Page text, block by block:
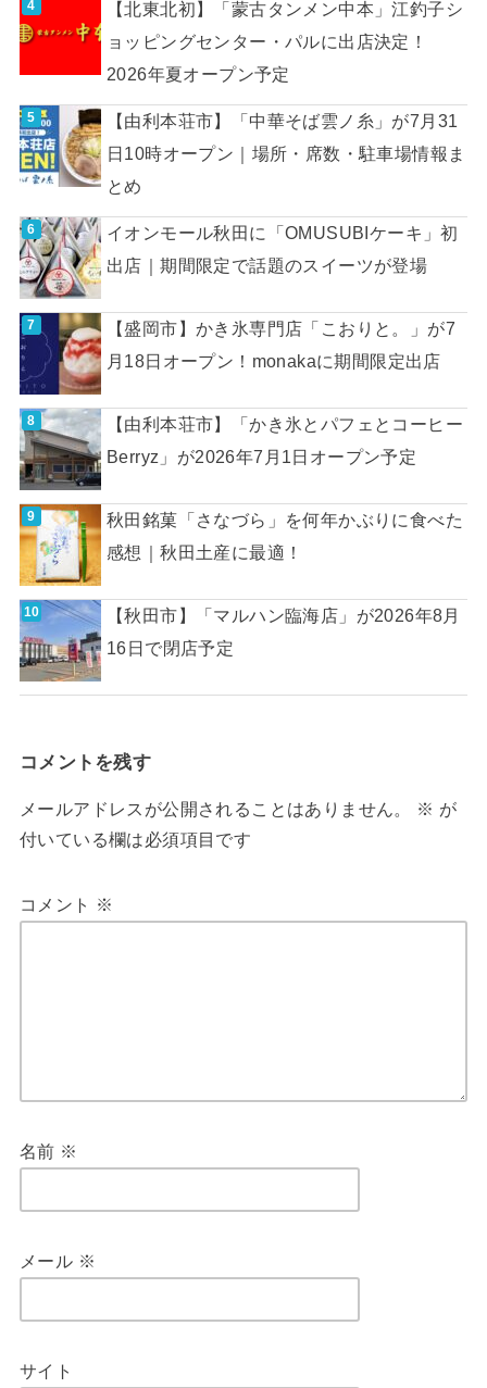
【北東北初】「蒙古タンメン中本」江釣子シ
ョッピングセンター・パルに出店決定！
2026年夏オープン予定
【由利本荘市】「中華そば雲ノ糸」が7月31
日10時オープン｜場所・席数・駐車場情報ま
とめ
イオンモール秋田に「OMUSUBIケーキ」初
出店｜期間限定で話題のスイーツが登場
【盛岡市】かき氷専門店「こおりと。」が7
月18日オープン！monakaに期間限定出店
【由利本荘市】「かき氷とパフェとコーヒー
Berryz」が2026年7月1日オープン予定
秋田銘菓「さなづら」を何年かぶりに食べた
感想｜秋田土産に最適！
【秋田市】「マルハン臨海店」が2026年8月
16日で閉店予定
コメントを残す
メールアドレスが公開されることはありません。 ※ が
付いている欄は必須項目です
コメント ※
名前 ※
メール ※
サイト